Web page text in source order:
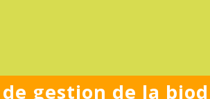
gestion de la